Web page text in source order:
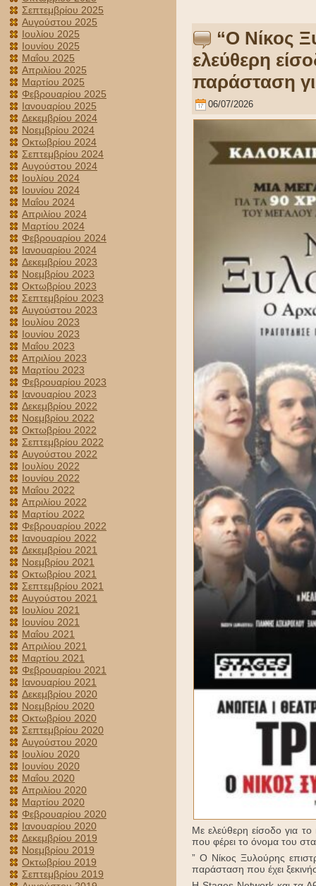
Σεπτεμβρίου 2025
Αυγούστου 2025
Ιουλίου 2025
Ιουνίου 2025
Μαΐου 2025
Απριλίου 2025
Μαρτίου 2025
Φεβρουαρίου 2025
Ιανουαρίου 2025
Δεκεμβρίου 2024
Νοεμβρίου 2024
Οκτωβρίου 2024
Σεπτεμβρίου 2024
Αυγούστου 2024
Ιουλίου 2024
Ιουνίου 2024
Μαΐου 2024
Απριλίου 2024
Μαρτίου 2024
Φεβρουαρίου 2024
Ιανουαρίου 2024
Δεκεμβρίου 2023
Νοεμβρίου 2023
Οκτωβρίου 2023
Σεπτεμβρίου 2023
Αυγούστου 2023
Ιουλίου 2023
Ιουνίου 2023
Μαΐου 2023
Απριλίου 2023
Μαρτίου 2023
Φεβρουαρίου 2023
Ιανουαρίου 2023
Δεκεμβρίου 2022
Νοεμβρίου 2022
Οκτωβρίου 2022
Σεπτεμβρίου 2022
Αυγούστου 2022
Ιουλίου 2022
Ιουνίου 2022
Μαΐου 2022
Απριλίου 2022
Μαρτίου 2022
Φεβρουαρίου 2022
Ιανουαρίου 2022
Δεκεμβρίου 2021
Νοεμβρίου 2021
Οκτωβρίου 2021
Σεπτεμβρίου 2021
Αυγούστου 2021
Ιουλίου 2021
Ιουνίου 2021
Μαΐου 2021
Απριλίου 2021
Μαρτίου 2021
Φεβρουαρίου 2021
Ιανουαρίου 2021
Δεκεμβρίου 2020
Νοεμβρίου 2020
Οκτωβρίου 2020
Σεπτεμβρίου 2020
Αυγούστου 2020
Ιουλίου 2020
Ιουνίου 2020
Μαΐου 2020
Απριλίου 2020
Μαρτίου 2020
Φεβρουαρίου 2020
Ιανουαρίου 2020
Δεκεμβρίου 2019
Νοεμβρίου 2019
Οκτωβρίου 2019
Σεπτεμβρίου 2019
“Ο Νίκος
ελεύθερη
παράσταση
06/07/2026
Με ελεύθερη είσοδο για
που φέρει το όνομα του
” Ο Νίκος Ξυλούρης
παράσταση που έχει